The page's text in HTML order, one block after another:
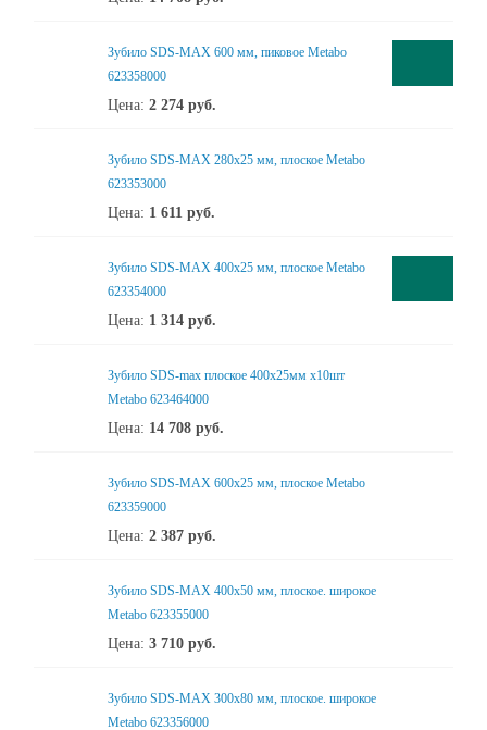
Зубило SDS-MAX 600 мм, пиковое Metabo
623358000
Цена: 2 274 руб.
Зубило SDS-MAX 280х25 мм, плоское Metabo
623353000
Цена: 1 611 руб.
Зубило SDS-MAX 400х25 мм, плоское Metabo
623354000
Цена: 1 314 руб.
Зубило SDS-max плоское 400х25мм х10шт
Metabo 623464000
Цена: 14 708 руб.
Зубило SDS-MAX 600х25 мм, плоское Metabo
623359000
Цена: 2 387 руб.
Зубило SDS-MAX 400х50 мм, плоское. широкое
Metabo 623355000
Цена: 3 710 руб.
Зубило SDS-MAX 300х80 мм, плоское. широкое
Metabo 623356000